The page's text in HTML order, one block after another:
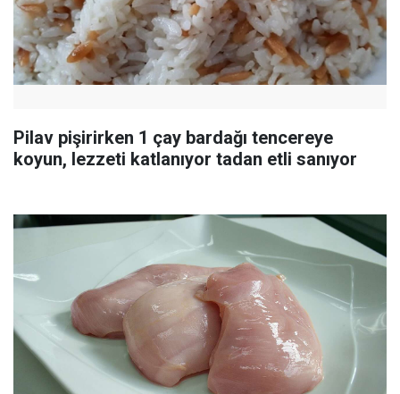
Pilav pişirirken 1 çay bardağı tencereye
koyun, lezzeti katlanıyor tadan etli sanıyor